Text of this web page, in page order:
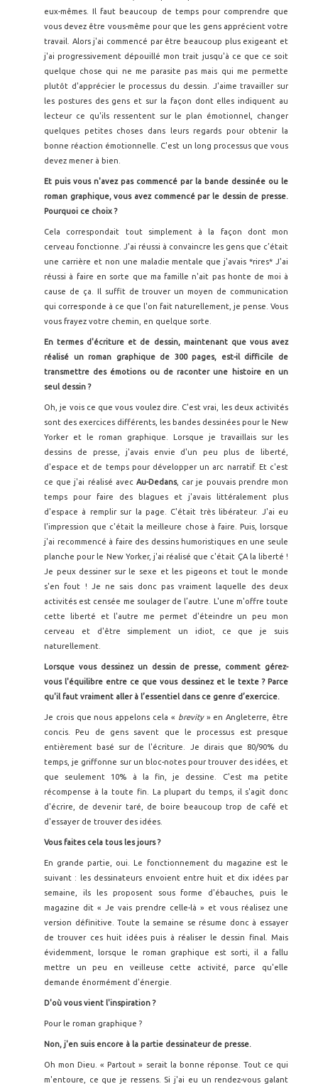
eux-mêmes. Il faut beaucoup de temps pour comprendre que
vous devez être vous-même pour que les gens apprécient votre
travail. Alors j'ai commencé par être beaucoup plus exigeant et
j'ai progressivement dépouillé mon trait jusqu'à ce que ce soit
quelque chose qui ne me parasite pas mais qui me permette
plutôt d'apprécier le processus du dessin. J'aime travailler sur
les postures des gens et sur la façon dont elles indiquent au
lecteur ce qu'ils ressentent sur le plan émotionnel, changer
quelques petites choses dans leurs regards pour obtenir la
bonne réaction émotionnelle. C'est un long processus que vous
devez mener à bien.
Et puis vous n'avez pas commencé par la bande dessinée ou le
roman graphique, vous avez commencé par le dessin de presse.
Pourquoi ce choix ?
Cela correspondait tout simplement à la façon dont mon
cerveau fonctionne. J'ai réussi à convaincre les gens que c’était
une carrière et non une maladie mentale que j'avais *rires* J'ai
réussi à faire en sorte que ma famille n'ait pas honte de moi à
cause de ça. Il suffit de trouver un moyen de communication
qui corresponde à ce que l'on fait naturellement, je pense. Vous
vous frayez votre chemin, en quelque sorte.
En termes d'écriture et de dessin, maintenant que vous avez
réalisé un roman graphique de 300 pages, est-il difficile de
transmettre des émotions ou de raconter une histoire en un
seul dessin ?
Oh, je vois ce que vous voulez dire. C'est vrai, les deux activités
sont des exercices différents, les bandes dessinées pour le New
Yorker et le roman graphique. Lorsque je travaillais sur les
dessins de presse, j'avais envie d'un peu plus de liberté,
d'espace et de temps pour développer un arc narratif. Et c'est
ce que j'ai réalisé avec Au-Dedans, car je pouvais prendre mon
temps pour faire des blagues et j'avais littéralement plus
d'espace à remplir sur la page. C'était très libérateur. J'ai eu
l'impression que c'était la meilleure chose à faire. Puis, lorsque
j'ai recommencé à faire des dessins humoristiques en une seule
planche pour le New Yorker, j'ai réalisé que c'était ÇA la liberté !
Je peux dessiner sur le sexe et les pigeons et tout le monde
s'en fout ! Je ne sais donc pas vraiment laquelle des deux
activités est censée me soulager de l’autre. L'une m'offre toute
cette liberté et l'autre me permet d'éteindre un peu mon
cerveau et d'être simplement un idiot, ce que je suis
naturellement.
Lorsque vous dessinez un dessin de presse, comment gérez-
vous l'équilibre entre ce que vous dessinez et le texte ? Parce
qu'il faut vraiment aller à l’essentiel dans ce genre d’exercice.
Je crois que nous appelons cela « brevity» en Angleterre, être
concis. Peu de gens savent que le processus est presque
entièrement basé sur de l'écriture. Je dirais que 80/90% du
temps, je griffonne sur un bloc-notes pour trouver des idées, et
que seulement 10% à la fin, je dessine. C'est ma petite
récompense à la toute fin. La plupart du temps, il s'agit donc
d'écrire, de devenir taré, de boire beaucoup trop de café et
d'essayer de trouver des idées.
Vous faites cela tous les jours ?
En grande partie, oui. Le fonctionnement du magazine est le
suivant : les dessinateurs envoient entre huit et dix idées par
semaine, ils les proposent sous forme d'ébauches, puis le
magazine dit « Je vais prendre celle-là » et vous réalisez une
version définitive. Toute la semaine se résume donc à essayer
de trouver ces huit idées puis à réaliser le dessin final. Mais
évidemment, lorsque le roman graphique est sorti, il a fallu
mettre un peu en veilleuse cette activité, parce qu'elle
demande énormément d'énergie.
D'où vous vient l'inspiration ?
Pour le roman graphique ?
Non, j'en suis encore à la partie dessinateur de presse.
Oh mon Dieu. « Partout » serait la bonne réponse. Tout ce qui
m'entoure, ce que je ressens. Si j'ai eu un rendez-vous galant